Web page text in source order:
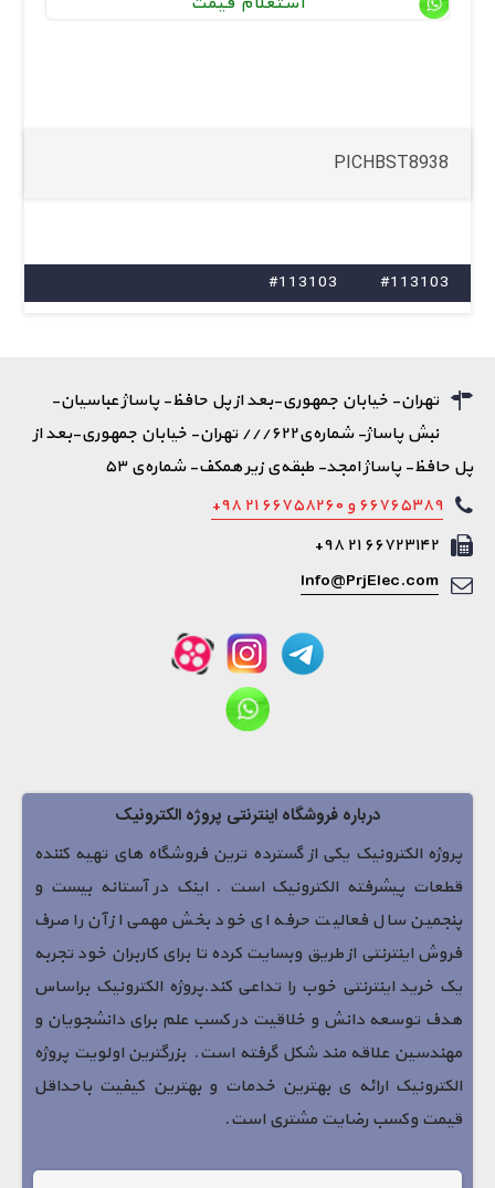
PICHBST8938
#113103
#113103
تهران- خیابان جمهوری-بعد از پل حافظ- پاساژ عباسیان-
نبش پاساژ- شماره‌ی۶۲۲/// تهران- خیابان جمهوری-بعد از
پل حافظ- پاساژ امجد- طبقه‌ی زیر همکف- شماره‌ی ۵۳
۶۶۷۶۵۳۸۹ و ۶۶۷۵۸۲۶۰ ۲۱ ۹۸+
۶۶۷۲۳۱۴۲ ۲۱ ۹۸+
Info@PrjElec.com
درباره فروشگاه اینترنتی پروژه الکترونیک
پروژه الکترونیک یکی از گسترده ترین فروشگاه های تهیه کننده
قطعات پیشرفته الکترونیک است . اینک در آستانه بیست و
پنجمین سال فعالیت حرفه ای خود بخش مهمی از آن را صرف
فروش اینترنتی از طریق وبسایت کرده تا برای کاربران خود تجربه
یک خرید اینترنتی خوب را تداعی کند.پروژه الکترونیک براساس
هدف توسعه دانش و خلاقیت در کسب علم برای دانشجویان و
مهندسین علاقه مند شکل گرفته است. بزرگترین اولویت پروژه
الکترونیک ارائه ی بهترین خدمات و بهترین کیفیت باحداقل
قیمت وکسب رضایت مشتری است.